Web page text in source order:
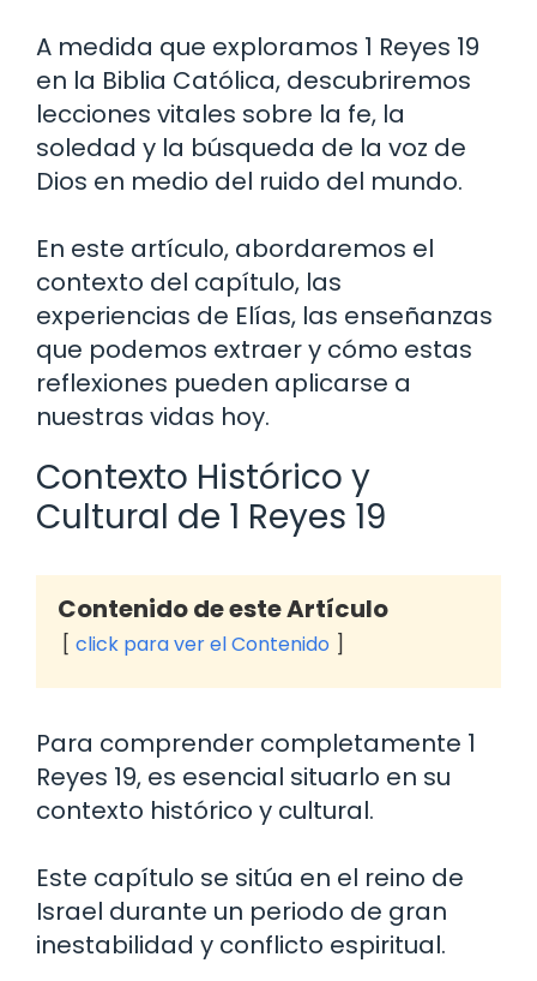
A medida que exploramos 1 Reyes 19
en la Biblia Católica, descubriremos
lecciones vitales sobre la fe, la
soledad y la búsqueda de la voz de
Dios en medio del ruido del mundo.
En este artículo, abordaremos el
contexto del capítulo, las
experiencias de Elías, las enseñanzas
que podemos extraer y cómo estas
reflexiones pueden aplicarse a
nuestras vidas hoy.
Contexto Histórico y
Cultural de 1 Reyes 19
Contenido de este Artículo
click para ver el Contenido
Para comprender completamente 1
Reyes 19, es esencial situarlo en su
contexto histórico y cultural.
Este capítulo se sitúa en el reino de
Israel durante un periodo de gran
inestabilidad y conflicto espiritual.